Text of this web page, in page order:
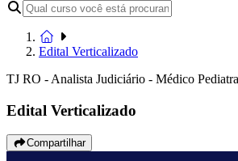
Edital Verticalizado
TJ RO - Analista Judiciário - Médico
Edital Verticalizado
Compartilhar